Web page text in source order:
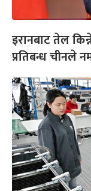
इरानबाट तेल
प्रतिबन्ध चीनले